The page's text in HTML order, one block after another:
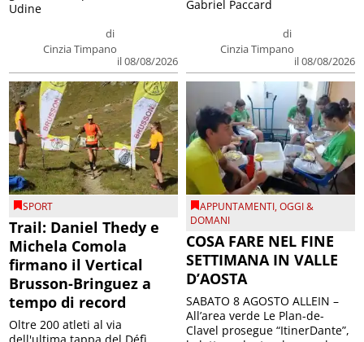
di
Cinzia Timpano
il 08/08/2026
Udine
di
Cinzia Timpano
il 08/08/2026
Gabriel Paccard
SPORT
Trail: Daniel Thedy e
Michela Comola
firmano il Vertical
Brusson-Bringuez a
tempo di record
Oltre 200 atleti al via
dell'ultima tappa del Défì
APPUNTAMENTI,OGGI &
DOMANI
COSA FARE NEL FINE
SETTIMANA IN VALLE
D’AOSTA
SABATO 8 AGOSTO ALLEIN –
All’area verde Le Plan-de-
Clavel prosegue “ItinerDante”,